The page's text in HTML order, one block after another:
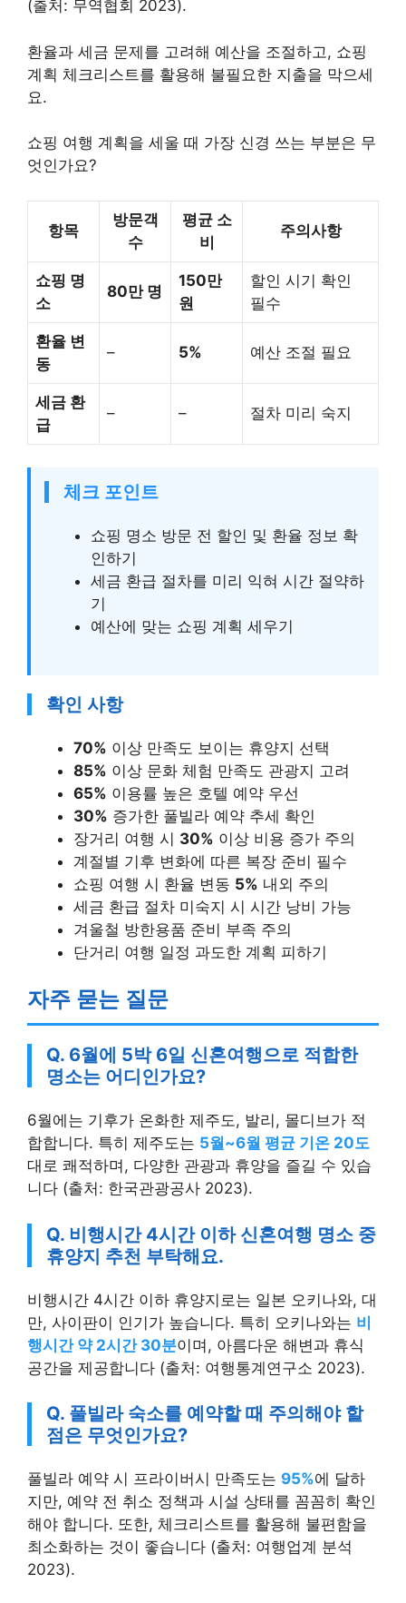
(출처: 무역협회 2023).
환율과 세금 문제를 고려해 예산을 조절하고, 쇼핑
계획 체크리스트를 활용해 불필요한 지출을 막으세
요.
쇼핑 여행 계획을 세울 때 가장 신경 쓰는 부분은 무
엇인가요?
항목
방문객
수
평균 소
비
주의사항
쇼핑 명
소
80만 명
150만
원
할인 시기 확인
필수
환율 변
동
– 5% 예산 조절 필요
세금 환
급
– – 절차 미리 숙지
체크 포인트
쇼핑 명소 방문 전 할인 및 환율 정보 확
인하기
세금 환급 절차를 미리 익혀 시간 절약하
기
예산에 맞는 쇼핑 계획 세우기
확인 사항
70% 이상 만족도 보이는 휴양지 선택
85% 이상 문화 체험 만족도 관광지 고려
65% 이용률 높은 호텔 예약 우선
30% 증가한 풀빌라 예약 추세 확인
장거리 여행 시 30% 이상 비용 증가 주의
계절별 기후 변화에 따른 복장 준비 필수
쇼핑 여행 시 환율 변동 5% 내외 주의
세금 환급 절차 미숙지 시 시간 낭비 가능
겨울철 방한용품 준비 부족 주의
단거리 여행 일정 과도한 계획 피하기
자주 묻는 질문
Q. 6월에 5박 6일 신혼여행으로 적합한
명소는 어디인가요?
6월에는 기후가 온화한 제주도, 발리, 몰디브가 적
합합니다. 특히 제주도는 5월~6월 평균 기온 20도
대로 쾌적하며, 다양한 관광과 휴양을 즐길 수 있습
니다 (출처: 한국관광공사 2023).
Q. 비행시간 4시간 이하 신혼여행 명소 중
휴양지 추천 부탁해요.
비행시간 4시간 이하 휴양지로는 일본 오키나와, 대
만, 사이판이 인기가 높습니다. 특히 오키나와는 비
행시간 약 2시간 30분이며, 아름다운 해변과 휴식
공간을 제공합니다 (출처: 여행통계연구소 2023).
Q. 풀빌라 숙소를 예약할 때 주의해야 할
점은 무엇인가요?
풀빌라 예약 시 프라이버시 만족도는 95%에 달하
지만, 예약 전 취소 정책과 시설 상태를 꼼꼼히 확인
해야 합니다. 또한, 체크리스트를 활용해 불편함을
최소화하는 것이 좋습니다 (출처: 여행업계 분석
2023).